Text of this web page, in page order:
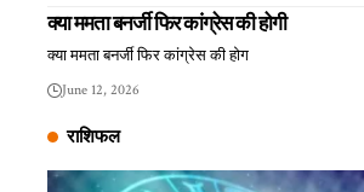
क्या ममता बनर्जी फिर कांग्रेस की होगी
क्या ममता बनर्जी फिर कांग्रेस की होग
June 12, 2026
राशिफल